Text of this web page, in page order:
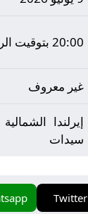
20:00 بتوقيت الرياض
غير معروف
سيدات
Twitter